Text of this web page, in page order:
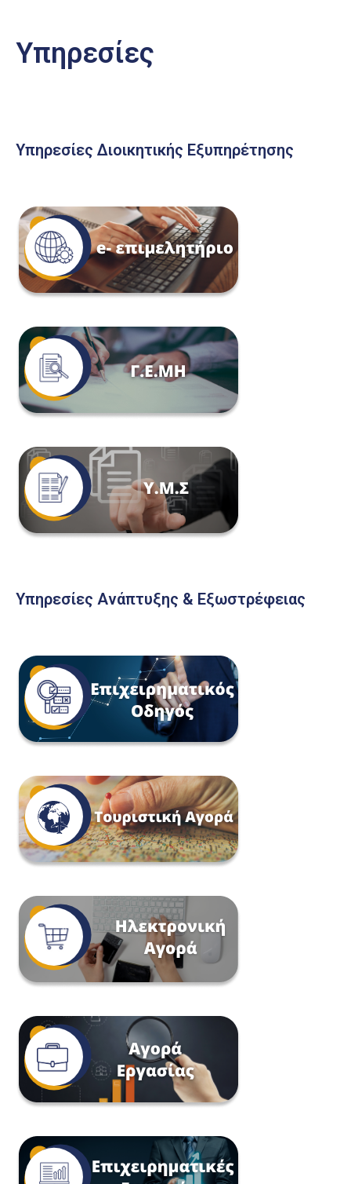
Υπηρεσίες
Υπηρεσίες Διοικητικής Εξυπηρέτησης
Υπηρεσίες Ανάπτυξης & Εξωστρέφειας